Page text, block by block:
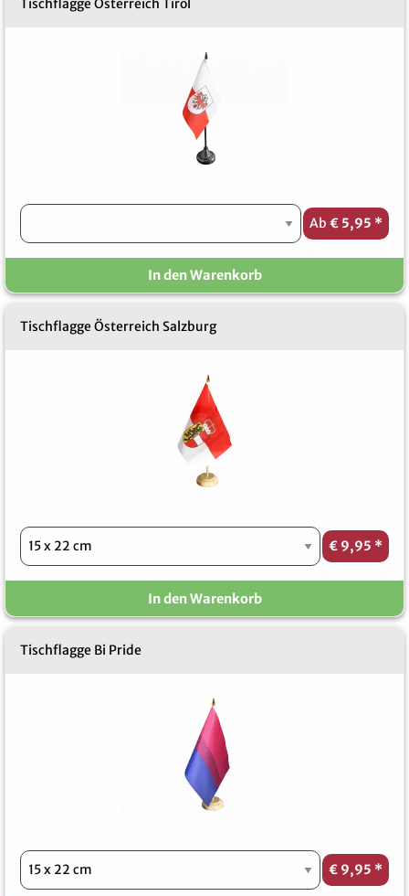
Tischflagge Österreich Tirol
Ab € 5,95 *
In den Warenkorb
Tischflagge Österreich Salzburg
€ 9,95 *
In den Warenkorb
Tischflagge Bi Pride
€ 9,95 *